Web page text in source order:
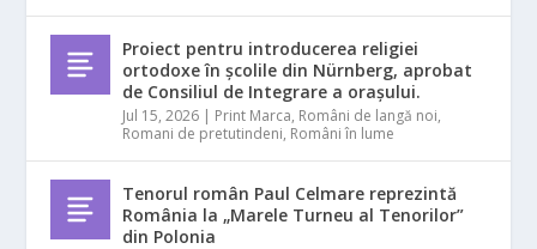
Proiect pentru introducerea religiei
ortodoxe în școlile din Nürnberg, aprobat
de Consiliul de Integrare a orașului.
Jul 15, 2026 | Print Marca, Români de langă noi,
Romani de pretutindeni, Români în lume
Tenorul român Paul Celmare reprezintă
România la „Marele Turneu al Tenorilor”
din Polonia